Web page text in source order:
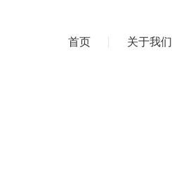
首页 关于我们